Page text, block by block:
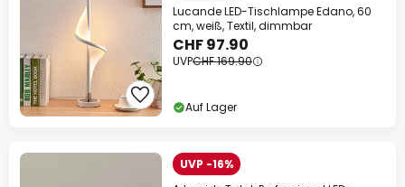
Lucande LED-Tischlampe Edano, 60
cm, weiß, Textil, dimmbar
CHF 97.90
UVPCHF 169.90
Auf Lager
UVP -16%